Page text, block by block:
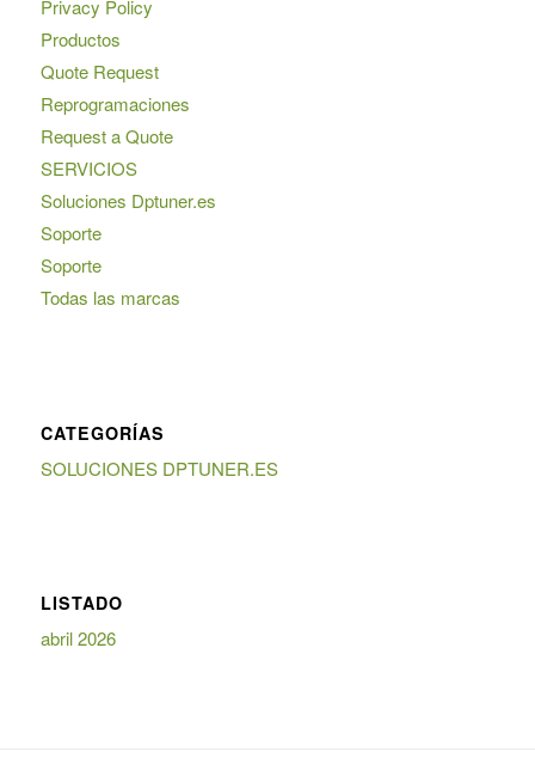
Privacy Policy
Productos
Quote Request
Reprogramaciones
Request a Quote
SERVICIOS
Soluciones Dptuner.es
Soporte
Soporte
Todas las marcas
CATEGORÍAS
SOLUCIONES DPTUNER.ES
LISTADO
abril 2026